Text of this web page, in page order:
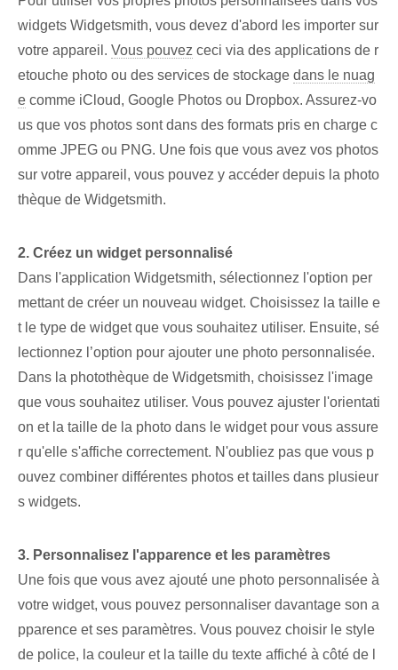
widgets Widgetsmith, vous devez d'abord les importer sur
votre appareil. Vous pouvez ceci via des applications de r
etouche photo ou des services de stockage dans le nuag
e comme iCloud, Google Photos⁢ ou Dropbox. Assurez-vo
us que vos photos sont dans des formats pris en charge c
omme JPEG ou PNG. Une fois que vous avez vos photos
sur votre appareil, vous pouvez y accéder depuis la photo
thèque de Widgetsmith.
2. Créez un widget personnalisé⁢
Dans l'application Widgetsmith, sélectionnez l'option per
mettant de créer un nouveau widget. Choisissez la taille e
t le type de widget que vous souhaitez utiliser. ​Ensuite, sé
lectionnez l’option pour ajouter une photo personnalisée.
Dans la photothèque de Widgetsmith, choisissez l'image
que vous souhaitez utiliser. ‌Vous pouvez ⁣ajuster l'orientati
on et la taille de la ‍photo dans le widget⁤ pour ⁢vous assure
r ⁢qu'elle s'affiche correctement. ⁤N'oubliez pas que vous p
ouvez combiner différentes photos et tailles dans plusieur
s ⁤widgets.
3. Personnalisez l'apparence et les paramètres
Une fois que vous avez ajouté une photo personnalisée à
votre widget, vous pouvez personnaliser davantage son a
pparence et ses paramètres. Vous pouvez choisir le style
de police, la couleur et la taille du texte affiché à côté de l